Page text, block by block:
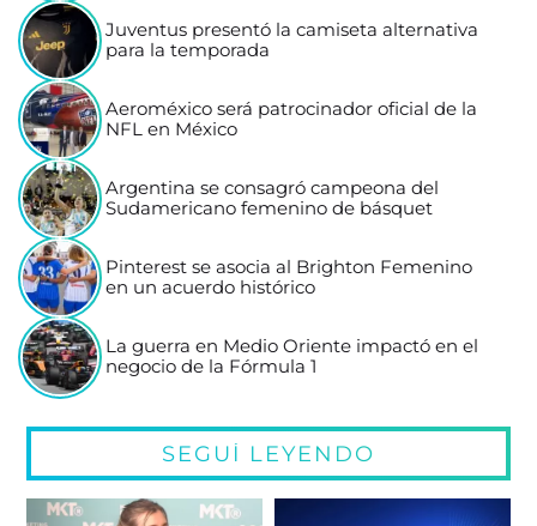
Juventus presentó la camiseta alternativa
para la temporada
Aeroméxico será patrocinador oficial de la
NFL en México
Argentina se consagró campeona del
Sudamericano femenino de básquet
Pinterest se asocia al Brighton Femenino
en un acuerdo histórico
La guerra en Medio Oriente impactó en el
negocio de la Fórmula 1
SEGUÍ LEYENDO